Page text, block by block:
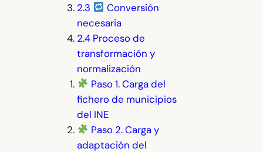
2.3
Conversión
necesaria
2.4 Proceso de
transformación y
normalización
Paso 1. Carga del
fichero de municipios
del INE
Paso 2. Carga y
adaptación del